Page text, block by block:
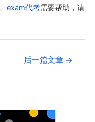
、 exam代考需要帮助，请
后一篇文章 →